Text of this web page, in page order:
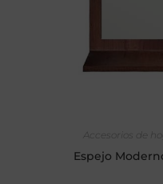
Accesorios de
Espejo